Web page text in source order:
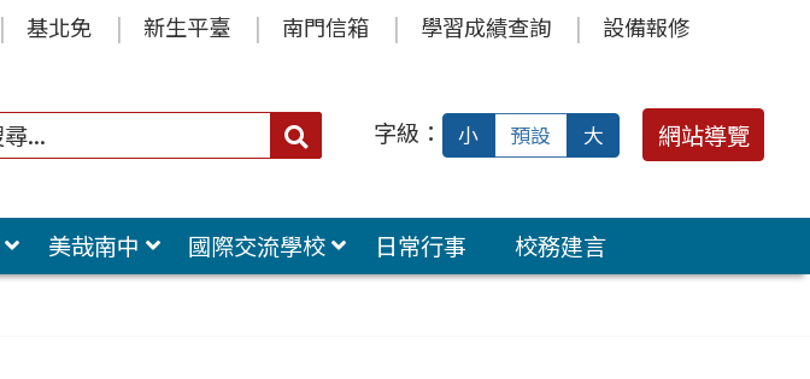
基北免 新生平臺 南門信箱 學習成績查詢 設備報修
搜
字級： 小 預設 大 網站導覽
美哉南中 國際交流學校 日常行事
校務建言